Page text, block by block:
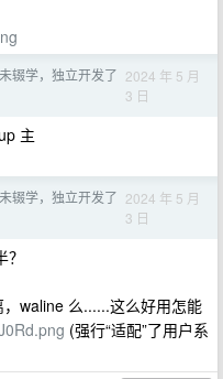
辍学，独立开发了 2024 年 5 月
3 日
主
辍学，独立开发了 2024 年 5 月
3 日
waline 么......这么好用怎能
(强行“适配”了用户系